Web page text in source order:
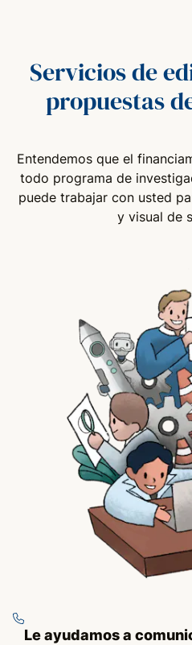
Servicios de
propuestas
Entendemos que el
todo programa de
puede trabajar con usted
y visual de
Le ayudamos a